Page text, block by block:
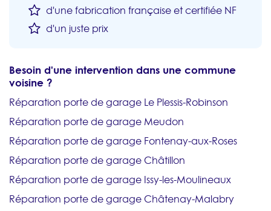
d'une fabrication française et certifiée NF
d'un juste prix
Besoin d'une intervention dans une commune
voisine ?
Réparation porte de garage Le Plessis-Robinson
Réparation porte de garage Meudon
Réparation porte de garage Fontenay-aux-Roses
Réparation porte de garage Châtillon
Réparation porte de garage Issy-les-Moulineaux
Réparation porte de garage Châtenay-Malabry